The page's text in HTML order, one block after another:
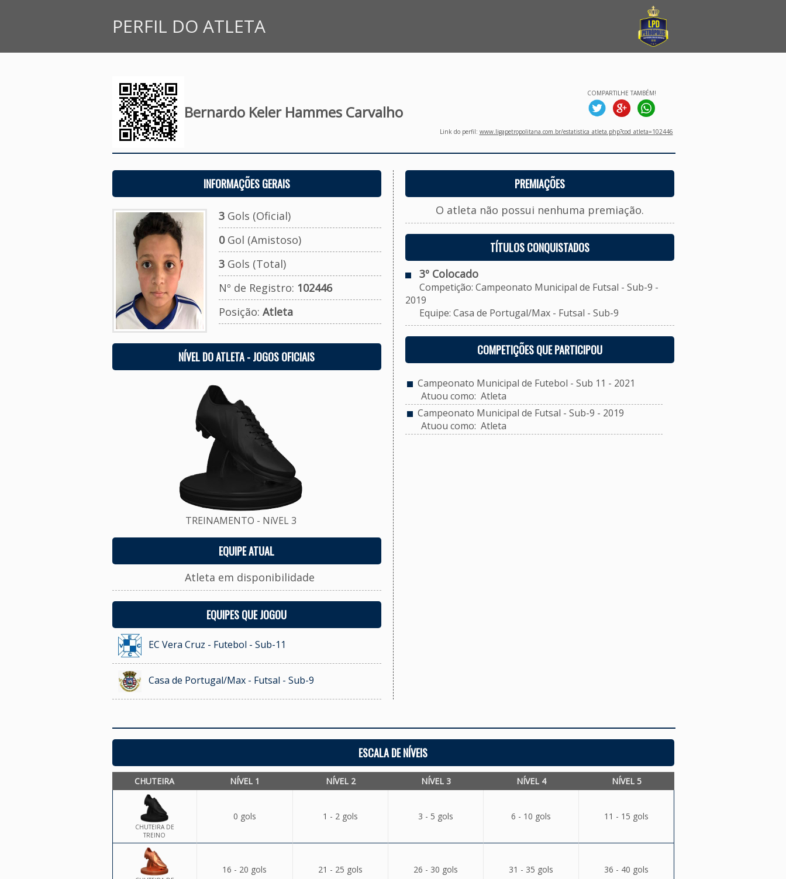
PERFIL DO ATLETA
Bernardo Keler Hammes Carvalho
COMPARTILHE TAMBÉM!
Link do perfil: www.ligapetropolitana.com.br/estatistica_atleta.php?cod_atleta=102446
INFORMAÇÕES GERAIS
3Gols (Oficial)
0Gol (Amistoso)
3Gols (Total)
Nº de Registro: 102446
Posição: Atleta
NÍVEL DO ATLETA - JOGOS OFICIAIS
TREINAMENTO - NíVEL 3
EQUIPE ATUAL
Atleta em disponibilidade
EQUIPES QUE JOGOU
EC Vera Cruz - Futebol - Sub-11
Casa de Portugal/Max - Futsal - Sub-9
PREMIAÇÕES
O atleta não possui nenhuma premiação.
TÍTULOS CONQUISTADOS
3º Colocado
Competição: Campeonato Municipal de Futsal - Sub-9 -
2019
Equipe: Casa de Portugal/Max - Futsal - Sub-9
COMPETIÇÕES QUE PARTICIPOU
Campeonato Municipal de Futebol - Sub 11 - 2021
Atuou como: Atleta
Campeonato Municipal de Futsal - Sub-9 - 2019
Atuou como: Atleta
ESCALA DE NÍVEIS
CHUTEIRA NÍVEL 1 NÍVEL 2 NÍVEL 3 NÍVEL 4 NÍVEL 5
CHUTEIRA DE
TREINO
0 gols 1 - 2 gols 3 - 5 gols 6 - 10 gols 11 - 15 gols
16 - 20 gols 21 - 25 gols 26 - 30 gols 31 - 35 gols 36 - 40 gols